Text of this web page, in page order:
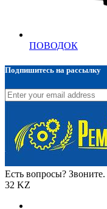
ПОВОДОК
Подпишитесь на рассылку
Есть вопросы? Звоните.
32 KZ